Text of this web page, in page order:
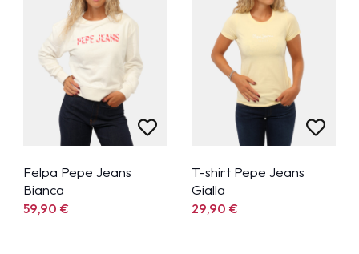
Felpa Pepe Jeans
Bianca
59,90€
T-shirt Pepe Jeans
Gialla
29,90€